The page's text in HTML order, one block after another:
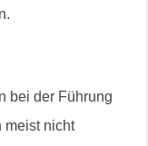
bei der Führung
meist nicht